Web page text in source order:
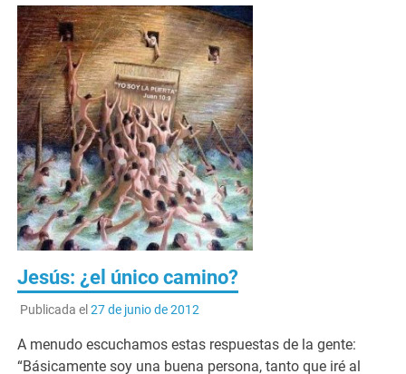
Jesús: ¿el único camino?
Publicada el27 de junio de 2012
A menudo escuchamos estas respuestas de la gente:
“Básicamente soy una buena persona, tanto que iré al